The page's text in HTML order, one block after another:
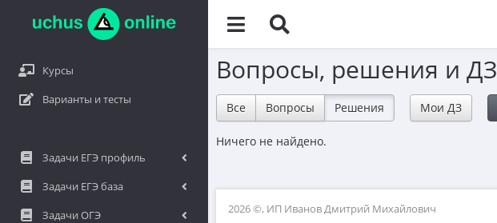
Курсы
Варианты и тесты
Задачи ЕГЭ профиль
Задачи ЕГЭ база
Задачи ОГЭ
Вопросы, решения и ДЗ
Все Вопросы Решения Мои ДЗ
Ничего не найдено.
2026 ©, ИП Иванов Дмитрий Михайлович